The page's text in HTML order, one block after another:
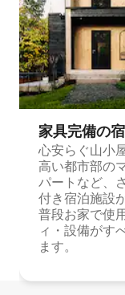
家具完備の
心安らぐ山小
高い都市部の
パートなど、
付き宿泊施設
普段お家で使
ィ・設備がす
ます。